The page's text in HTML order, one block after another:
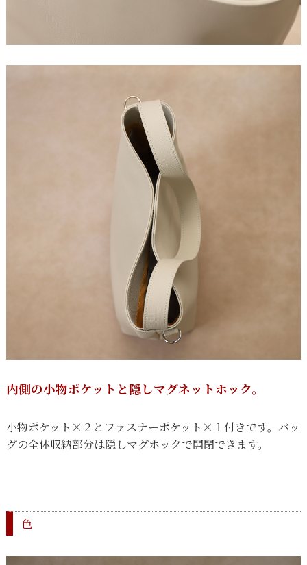
内側の小物ポケットと隠しマグネットホック。
小物ポケット×２とファスナーポケット×１付きです。バッ
グの全体収納部分は隠しマグホックで開閉できます。
色